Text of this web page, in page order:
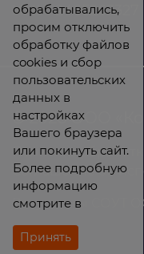
ИНН: 2465263327
© 2026 ООО
Политика
Соглашение об
Результаты СОУТ
обрабатывались,
просим отключить
обработку файлов
cookies и сбор
пользовательских
данных в
настройках
Вашего браузера
или покинуть сайт.
Более подробную
информацию
смотрите в
Принять